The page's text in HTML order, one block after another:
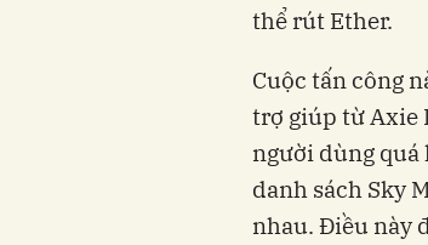
thể rút Ether.
Cuộc tấn công
trợ giúp từ Axie
người dùng quá
danh sách Sky
nhau. Điều này